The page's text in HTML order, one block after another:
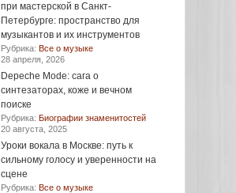
при мастерской в Санкт-
Петербурге: пространство для
музыкантов и их инструментов
Рубрика: Все о музыке
28 апреля, 2026
Depeche Mode: сага о
синтезаторах, коже и вечном
поиске
Рубрика: Биографии знаменитостей
20 августа, 2025
Уроки вокала в Москве: путь к
сильному голосу и уверенности на
сцене
Рубрика: Все о музыке